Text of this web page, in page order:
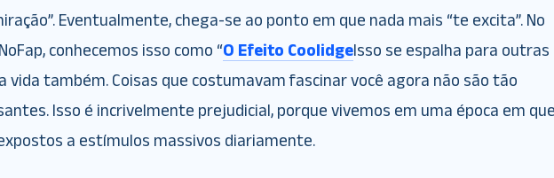
Eventualmente, chega-se ao ponto em que nada mais “te excita”. No
conhecemos isso como “O Efeito CoolidgeIsso se espalha para outras
vida também. Coisas que costumavam fascinar você agora não são tão
Isso é incrivelmente prejudicial, porque vivemos em uma época em que
a estímulos massivos diariamente.